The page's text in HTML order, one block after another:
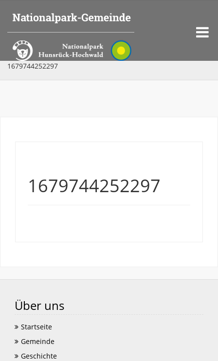
1679744252297
1679744252297
Über uns
Startseite
Gemeinde
Geschichte